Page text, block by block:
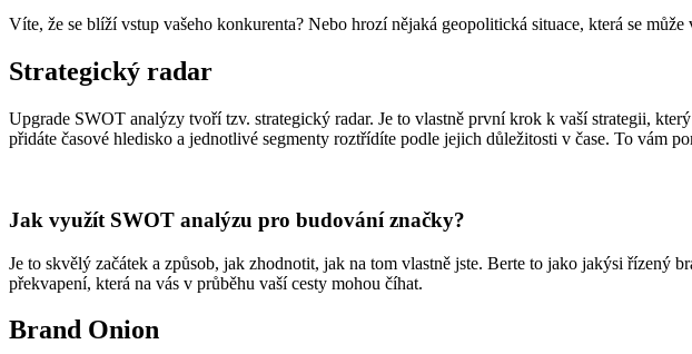
Víte, že se blíží vstup vašeho konkurenta? Nebo hrozí nějaká geopolitická situace, která se
Strategický radar
Upgrade SWOT analýzy tvoří tzv. strategický radar. Je to vlastně první krok k vaší strategii,
přidáte časové hledisko a jednotlivé segmenty roztřídíte podle jejich důležitosti v čase. To vám
Jak využít SWOT analýzu pro budování značky?
Je to skvělý začátek a způsob, jak zhodnotit, jak na tom vlastně jste. Berte to jako jakýsi řízený
překvapení, která na vás v průběhu vaší cesty mohou číhat.
Brand Onion